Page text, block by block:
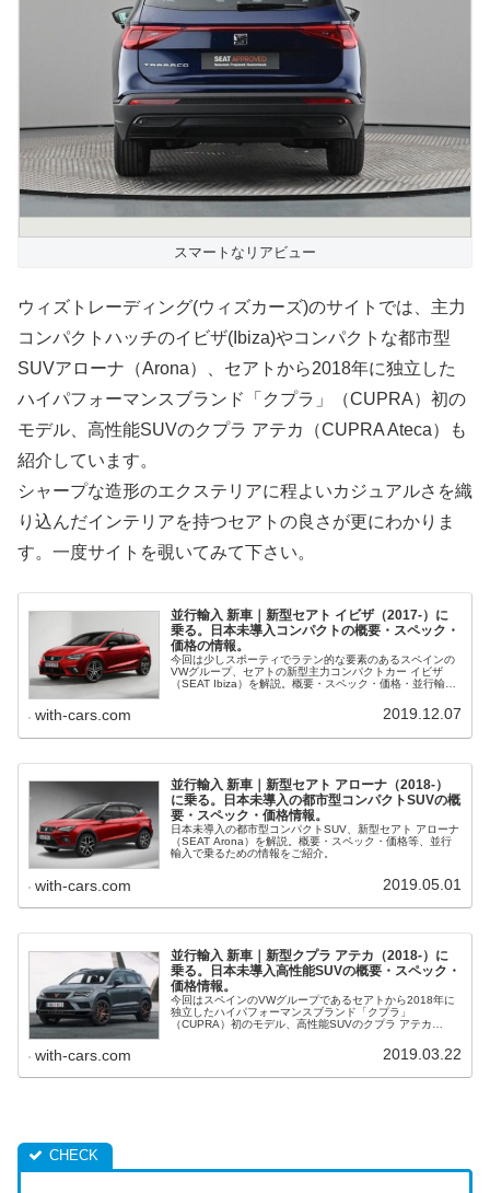
スマートなリアビュー
ウィズトレーディング(ウィズカーズ)のサイトでは、主力
コンパクトハッチのイビザ(Ibiza)やコンパクトな都市型
SUVアローナ（Arona）、セアトから2018年に独立した
ハイパフォーマンスブランド「クプラ」（CUPRA）初の
モデル、高性能SUVのクプラ アテカ（CUPRA Ateca）も
紹介しています。
シャープな造形のエクステリアに程よいカジュアルさを織
り込んだインテリアを持つセアトの良さが更にわかりま
す。一度サイトを覗いてみて下さい。
並行輸入 新車｜新型セアト イビザ（2017-）に
乗る。日本未導入コンパクトの概要・スペック・
価格の情報。
今回は少しスポーティでラテン的な要素のあるスペインの
VWグループ、セアトの新型主力コンパクトカー イビザ
（SEAT Ibiza）を解説。概要・スペック・価格・並行輸入
with-cars.com 2019.12.07
並行輸入 新車｜新型セアト アローナ（2018-）
に乗る。日本未導入の都市型コンパクトSUVの概
要・スペック・価格情報。
日本未導入の都市型コンパクトSUV、新型セアト アローナ
（SEAT Arona）を解説。概要・スペック・価格等、並行
輸入で乗るための情報をご紹介。
with-cars.com 2019.05.01
並行輸入 新車｜新型クプラ アテカ（2018-）に
乗る。日本未導入高性能SUVの概要・スペック・
価格情報。
今回はスペインのVWグループであるセアトから2018年に
独立したハイパフォーマンスブランド「クプラ」
（CUPRA）初のモデル、高性能SUVのクプラ アテカ
等、並行輸入で乗るための情報をご紹介します。
with-cars.com 2019.03.22